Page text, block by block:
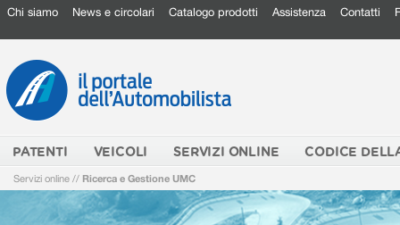
Chi siamo News e circolari Catalogo prodotti Assistenza Contatti
PATENTI VEICOLI SERVIZI ONLINE CODICE
Servizi online // Ricerca e Gestione UMC